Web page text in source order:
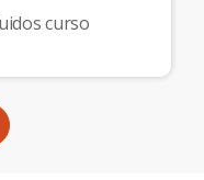
curso